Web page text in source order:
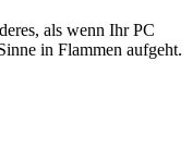
als wenn Ihr PC
in Flammen aufgeht.